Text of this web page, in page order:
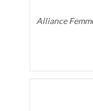
Alliance